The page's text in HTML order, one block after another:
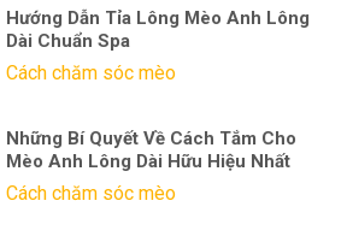
Hướng Dẫn Tỉa Lông Mèo Anh Lông
Dài Chuẩn Spa
Cách chăm sóc mèo
Những Bí Quyết Về Cách Tắm Cho
Mèo Anh Lông Dài Hữu Hiệu Nhất
Cách chăm sóc mèo